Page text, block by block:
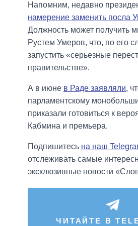
Напомним, недавно
намерение заменить посла
Должность может получить
Рустем Умеров, что, по его
запустить «серьезные
правительстве».
А в июне в Раде заявляли,
парламентскому
приказали готовиться к
Кабмина и премьера.
Подпишитесь на наш
отслеживать самые
эксклюзивные новости
ЧИТАЙТЕ В